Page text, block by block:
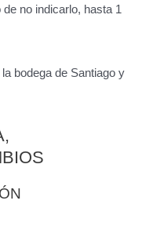
no indicarlo, hasta 1
bodega de Santiago y